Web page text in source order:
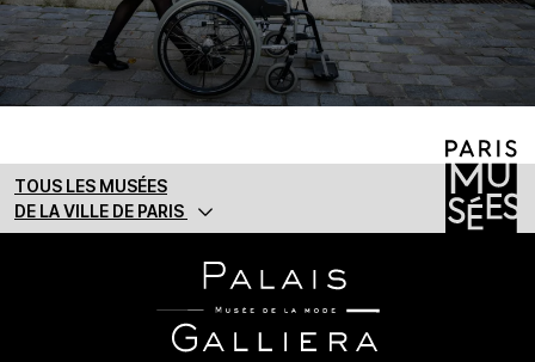
TOUS LES MUSÉES
DE LA VILLE DE PARIS